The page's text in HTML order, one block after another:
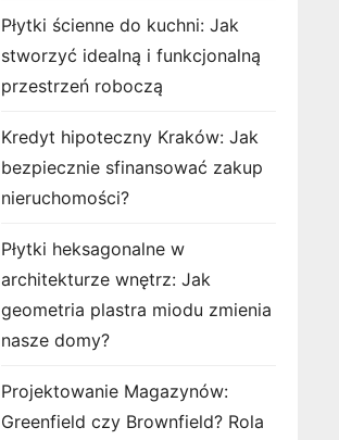
Płytki ścienne do kuchni: Jak
stworzyć idealną i funkcjonalną
przestrzeń roboczą
Kredyt hipoteczny Kraków: Jak
bezpiecznie sfinansować zakup
nieruchomości?
Płytki heksagonalne w
architekturze wnętrz: Jak
geometria plastra miodu zmienia
nasze domy?
Projektowanie Magazynów:
Greenfield czy Brownfield? Rola